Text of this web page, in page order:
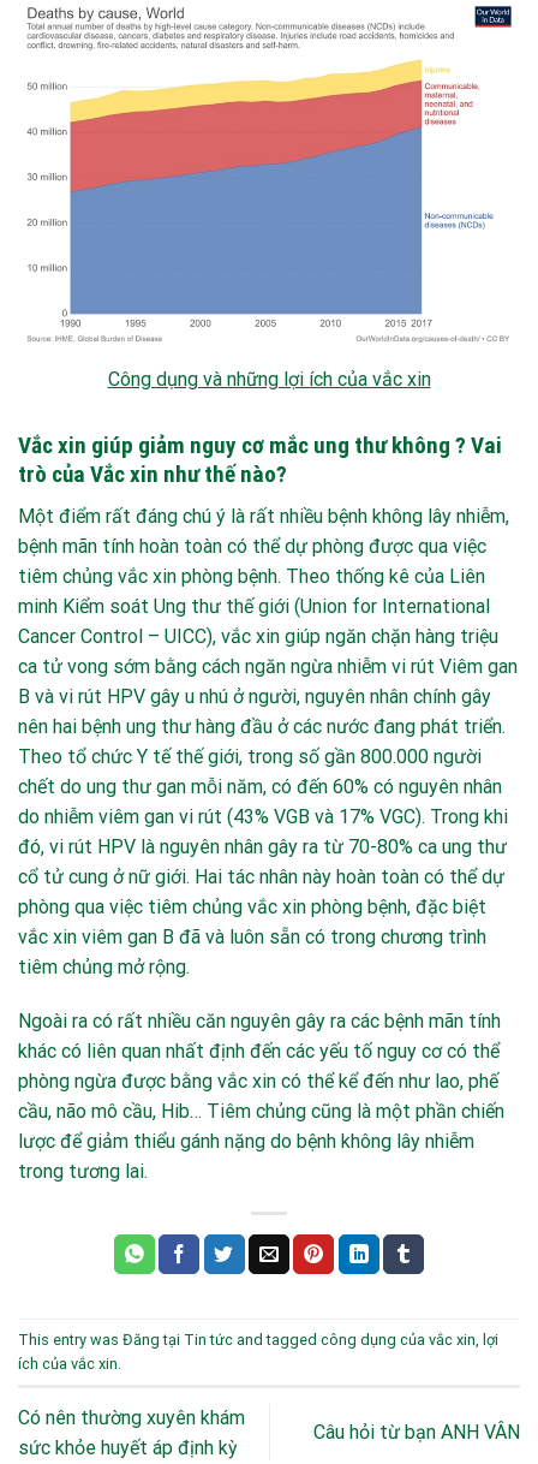
Công dụng và những lợi ích của vắc xin
Vắc xin giúp giảm nguy cơ mắc ung thư không ? Vai
trò của Vắc xin như thế nào?
Một điểm rất đáng chú ý là rất nhiều bệnh không lây nhiễm,
bệnh mãn tính hoàn toàn có thể dự phòng được qua việc
tiêm chủng vắc xin phòng bệnh. Theo thống kê của Liên
minh Kiểm soát Ung thư thế giới (Union for International
Cancer Control – UICC), vắc xin giúp ngăn chặn hàng triệu
ca tử vong sớm bằng cách ngăn ngừa nhiễm vi rút Viêm gan
B và vi rút HPV gây u nhú ở người, nguyên nhân chính gây
nên hai bệnh ung thư hàng đầu ở các nước đang phát triển.
Theo tổ chức Y tế thế giới, trong số gần 800.000 người
chết do ung thư gan mỗi năm, có đến 60% có nguyên nhân
do nhiễm viêm gan vi rút (43% VGB và 17% VGC). Trong khi
đó, vi rút HPV là nguyên nhân gây ra từ 70-80% ca ung thư
cổ tử cung ở nữ giới. Hai tác nhân này hoàn toàn có thể dự
phòng qua việc tiêm chủng vắc xin phòng bệnh, đặc biệt
vắc xin viêm gan B đã và luôn sẵn có trong chương trình
tiêm chủng mở rộng.
Ngoài ra có rất nhiều căn nguyên gây ra các bệnh mãn tính
khác có liên quan nhất định đến các yếu tố nguy cơ có thể
phòng ngừa được bằng vắc xin có thể kể đến như lao, phế
cầu, não mô cầu, Hib… Tiêm chủng cũng là một phần chiến
lược để giảm thiểu gánh nặng do bệnh không lây nhiễm
trong tương lai.
This entry was Đăng tại Tin tức and tagged công dụng của vắc xin lợi
ích của vắc xin
Có nên thường xuyên khám
sức khỏe huyết áp định kỳ
Câu hỏi từ bạn ANH VÂN